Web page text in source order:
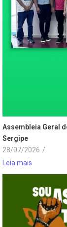
Assembleia Geral
Sergipe
28/07/2026 /
Leia mais